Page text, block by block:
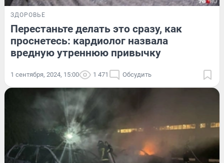
ЗДОРОВЬЕ
Перестаньте делать это сразу, как
проснетесь: кардиолог назвала
вредную утреннюю привычку
1 сентября, 2024, 15:00 1 471 Обсудить